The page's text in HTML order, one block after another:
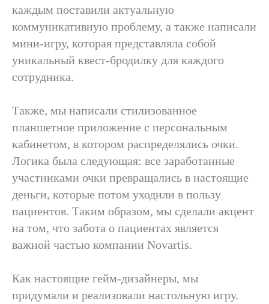
каждым поставили актуальную
коммуникативную проблему, а также написали
мини-игру, которая представляла собой
уникальный квест-бродилку для каждого
сотрудника.
Также, мы написали стилизованное
планшетное приложение с персональным
кабинетом, в котором распределялись очки.
Логика была следующая: все заработанные
участниками очки превращались в настоящие
деньги, которые потом уходили в пользу
пациентов. Таким образом, мы сделали акцент
на том, что забота о пациентах является
важной частью компании Novartis.
Как настоящие гейм-дизайнеры, мы
придумали и реализовали настольную игру.